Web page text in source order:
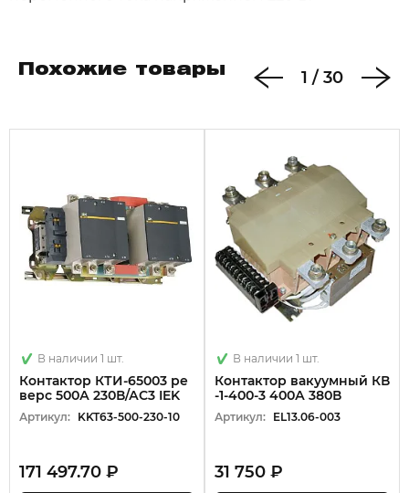
Похожие товары 1 / 30
В наличии 1 шт.
Контактор КТИ-65003 ре
верс 500А 230В/АС3 IEK
Артикул: KKT63-500-230-10
171 497.70 ₽
В наличии 1 шт.
Контактор вакуумный КВ
-1-400-3 400А 380В
Артикул: EL13.06-003
31 750 ₽